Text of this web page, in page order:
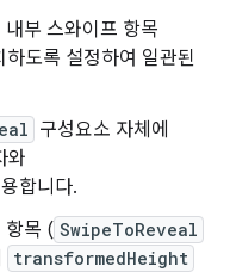
부 스와이프 항목
하도록 설정하여 일관된
구성요소 자체에
와
합니다.
항목 ( SwipeToReveal
transformedHeight